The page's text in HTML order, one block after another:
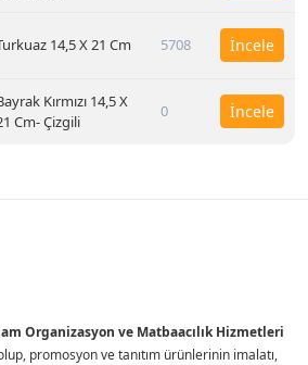
14,5 X 21 Cm 5708 İncele
Kırmızı 14,5 X
Cm- Çizgili
0 İncele
Organizasyon ve Matbaacılık Hizmetleri
promosyon ve tanıtım ürünlerinin imalatı,